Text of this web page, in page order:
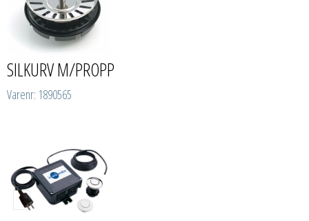
SILKURV M/PROPP
Varenr: 1890565